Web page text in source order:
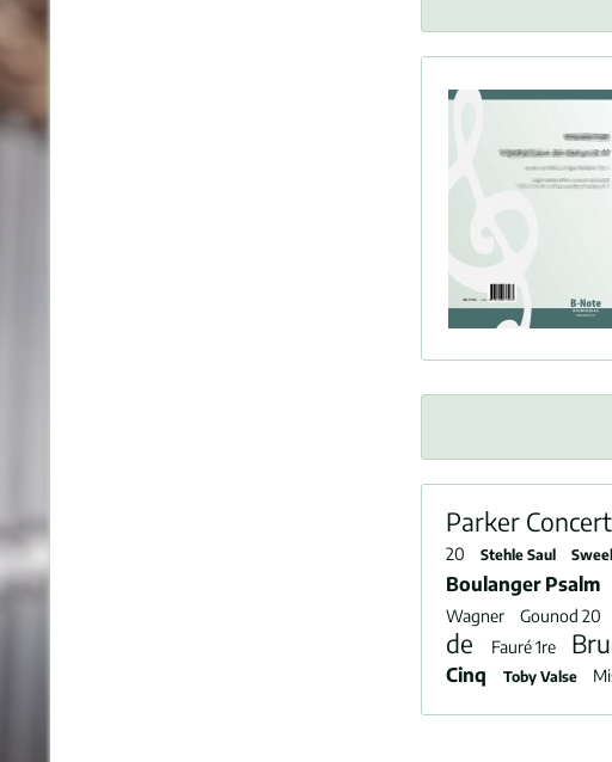
Parker
20
Stehle Saul
Boulanger Psalm
Wagner Gounod 20
de
Fauré 1re
Cinq
Toby Valse